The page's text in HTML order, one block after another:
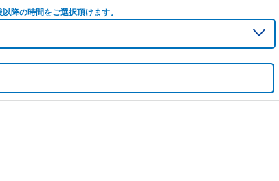
降の時間をご選択頂けます。